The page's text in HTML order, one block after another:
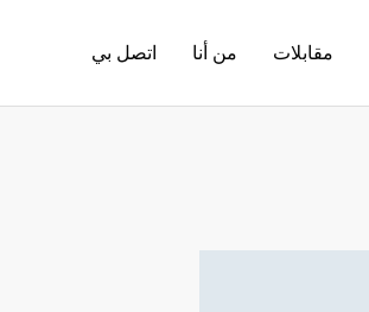
مقابلات من أنا اتصل بي